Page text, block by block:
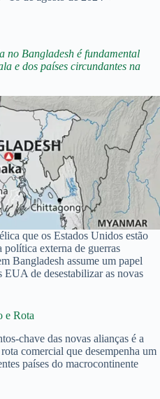
no Bangladesh é fundamental
e dos países circundantes na
que os Estados Unidos estão
política externa de guerras
Bangladesh assume um papel
EUA de desestabilizar as novas
e Rota
chave das novas alianças é a
comercial que desempenha um
países do macrocontinente